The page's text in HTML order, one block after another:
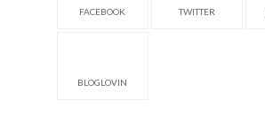
FACEBOOK TWITTER
BLOGLOVIN